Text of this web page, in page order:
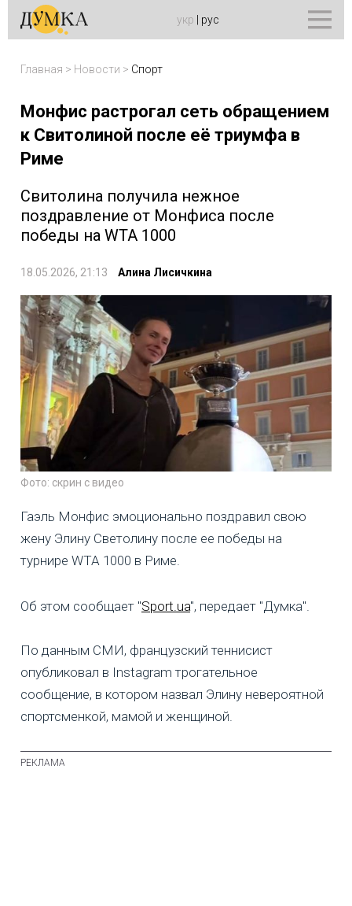
укр рус
Главная > Новости > Спорт
Монфис растрогал сеть обращением
к Свитолиной после её триумфа в
Риме
Свитолина получила нежное
поздравление от Монфиса после
победы на WTA 1000
18.05.2026, 21:13 Алина Лисичкина
Фото: скрин с видео
Гаэль Монфис эмоционально поздравил свою
жену Элину Светолину после ее победы на
турнире WTA 1000 в Риме.
Об этом сообщает "Sport.ua", передает "Думка".
По данным СМИ, французский теннисист
опубликовал в Instagram трогательное
сообщение, в котором назвал Элину невероятной
спортсменкой, мамой и женщиной.